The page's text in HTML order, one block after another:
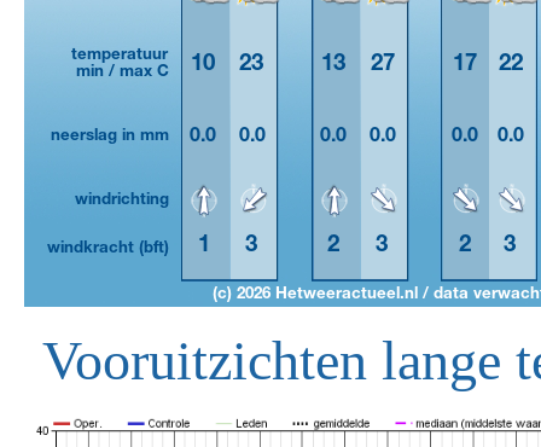
Vooruitzichten lange